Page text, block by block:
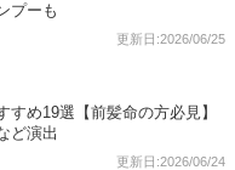
プーも
更新日:2026/06/25
め19選【前髪命の方必見】
ど演出
更新日:2026/06/24